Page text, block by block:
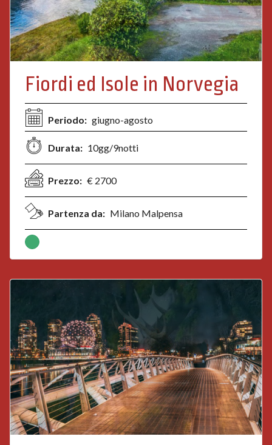
Fiordi ed Isole in Norvegia
Periodo: giugno-agosto
Durata: 10gg/9notti
Prezzo: € 2700
Partenza da: Milano Malpensa